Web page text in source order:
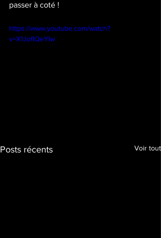
passer à coté !
https://www.youtube.com/watch?
v=X1JoflQeYIw
Posts récents Voir tout